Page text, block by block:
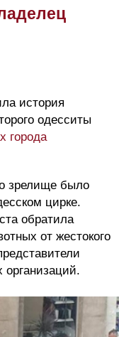
история
одесситы
города
зрелище было
цирке.
обратила
от жестокого
организаций.